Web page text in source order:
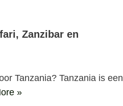
Zanzibar en
Tanzania? Tanzania is een
»